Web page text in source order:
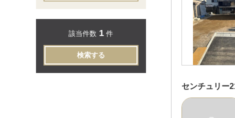
センチュリー
該当件数 1 件
検索する